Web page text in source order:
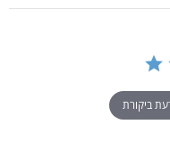
ביקורת